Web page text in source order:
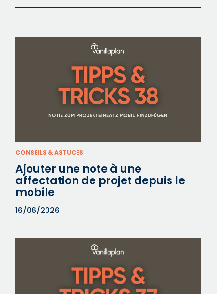
CONSEILS & ASTUCES
Ajouter une note à une
affectation de projet depuis le
mobile
16/06/2026